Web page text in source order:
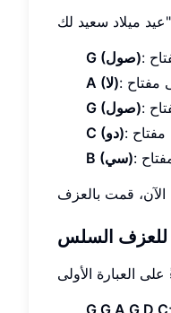
G (صول)
A (لا)
G (صول)
C (دو)
B (سي)
للعزف السلس